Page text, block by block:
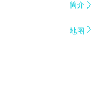
简介 
地图 